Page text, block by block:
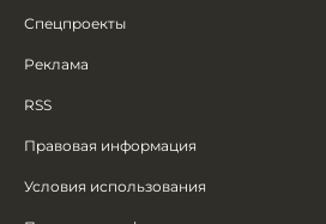
Спецпроекты
Реклама
RSS
Правовая информация
Условия использования